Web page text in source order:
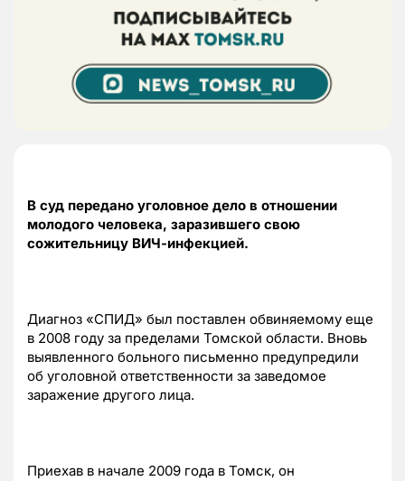
В суд передано уголовное дело в отношении
молодого человека, заразившего свою
сожительницу ВИЧ-инфекцией.
Диагноз «СПИД» был поставлен обвиняемому еще
в 2008 году за пределами Томской области. Вновь
выявленного больного письменно предупредили
об уголовной ответственности за заведомое
заражение другого лица.
Приехав в начале 2009 года в Томск, он